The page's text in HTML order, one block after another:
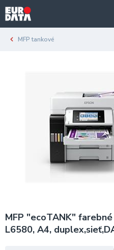
MFP tankové
MFP "ecoTANK"
L6580, A4,